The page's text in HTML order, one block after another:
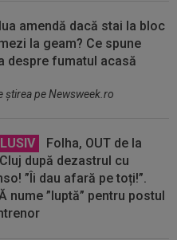
amendă dacă stai la bloc
la geam? Ce spune
despre fumatul acasă
ştirea pe Newsweek.ro
Folha, OUT de la
după dezastrul cu
”Îi dau afară pe toți!”.
nume ”luptă” pentru postul